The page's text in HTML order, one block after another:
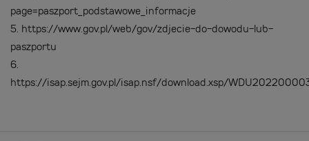
page=paszport_podstawowe_informacje
5. https://www.gov.pl/web/gov/zdjecie-do-dowodu-lub-
paszportu
6.
https://isap.sejm.gov.pl/isap.nsf/download.xsp/